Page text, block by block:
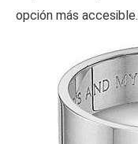
opción más accesible.